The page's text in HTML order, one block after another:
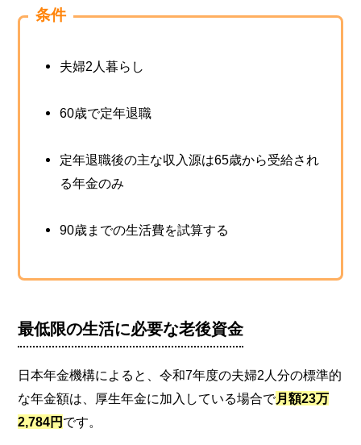
条件
夫婦2人暮らし
60歳で定年退職
定年退職後の主な収入源は65歳から受給され
る年金のみ
90歳までの生活費を試算する
最低限の生活に必要な老後資金
日本年金機構によると、令和7年度の夫婦2人分の標準的
な年金額は、厚生年金に加入している場合で月額23万
2,784円 です。